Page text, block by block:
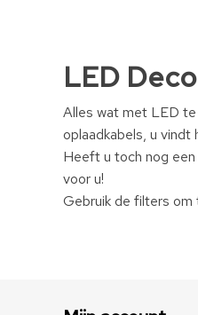
LED
Alles wat met LED
oplaadkabels, u vindt
Heeft u toch nog
voor u!
Gebruik de filters